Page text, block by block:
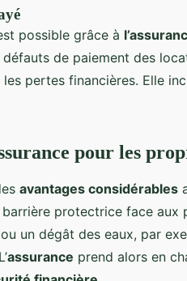
possible grâce à
de paiement des
pertes financières. Elle
pour les
avantages considérables
protectrice face aux
un dégât des eaux, par
assurance prend alors en